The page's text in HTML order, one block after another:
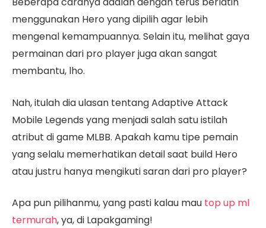
menggunakan Hero yang dipilih agar lebih
mengenal kemampuannya. Selain itu, melihat gaya
permainan dari pro player juga akan sangat
membantu, lho.
Nah, itulah dia ulasan tentang Adaptive Attack
Mobile Legends yang menjadi salah satu istilah
atribut di game MLBB. Apakah kamu tipe pemain
yang selalu memerhatikan detail saat build Hero
atau justru hanya mengikuti saran dari pro player?
Apa pun pilihanmu, yang pasti kalau mau top up ml
termurah, ya, di Lapakgaming!